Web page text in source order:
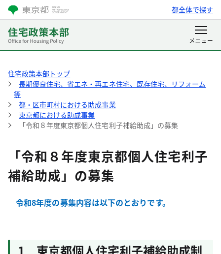
都全体で探す
住宅政策本部トップ
長期優良住宅、省エネ・再エネ住宅、既存住宅、リフォーム
等
都・区市町村における助成事業
東京都における助成事業
「令和８年度東京都個人住宅利子補給助成」の募集
「令和８年度東京都個人住宅利子
補給助成」の募集
令和8年度の募集内容は以下のとおりです。
1 東京都個人住宅利子補給助成制